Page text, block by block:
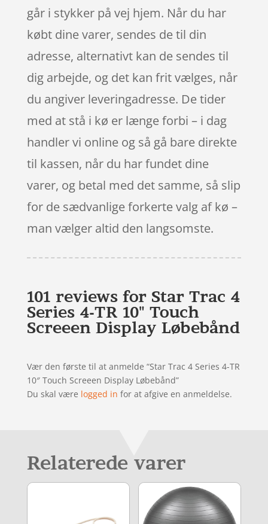
går i stykker på vej hjem. Når du har
købt dine varer, sendes de til din
adresse, alternativt kan de sendes til
dig arbejde, og det kan frit vælges, når
du angiver leveringadresse. De tider
med at stå i kø er længe forbi – i dag
handler vi online og så gå bare direkte
til kassen, når du har fundet dine
varer, og betal med det samme, så slip
for de sædvanlige forkerte valg af kø –
man vælger altid den langsomste.
101 reviews for Star Trac 4
Series 4-TR 10" Touch
Screeen Display Løbebånd
Vær den første til at anmelde “Star Trac 4 Series 4-TR
10″ Touch Screeen Display Løbebånd”
Du skal være logged in for at afgive en anmeldelse.
Relaterede varer